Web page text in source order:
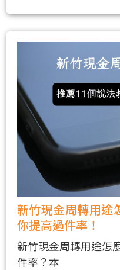
新竹現金周轉用途
你提高過件率！
新竹現金周轉用途怎
件率？本